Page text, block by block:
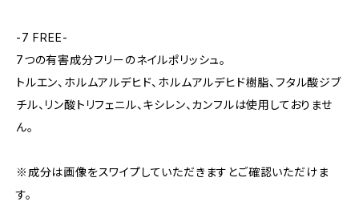
-7 FREE-
7つの有害成分フリーのネイルポリッシュ。
トルエン、ホルムアルデヒド、ホルムアルデヒド樹脂、フタル酸ジブ
チル、リン酸トリフェニル、キシレン、カンフルは使用しておりませ
ん。
※成分は画像をスワイプしていただきますとご確認いただけま
す。